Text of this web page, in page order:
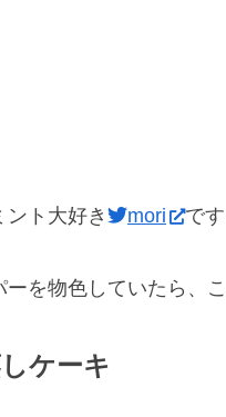
ト大好き mori です
を物色していたら、
ケーキ